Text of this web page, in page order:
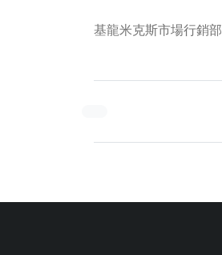
基龍米克斯市場行銷部